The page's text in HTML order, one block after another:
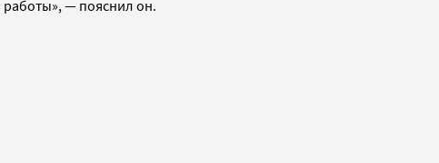
работы», — пояснил он.